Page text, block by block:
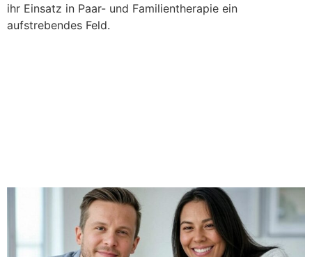
ihr Einsatz in Paar- und Familientherapie ein
aufstrebendes Feld.